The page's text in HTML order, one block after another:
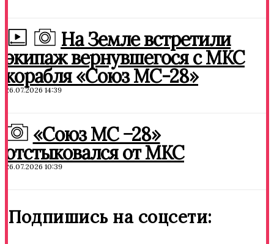
На Земле встретили
экипаж вернувшегося с МКС
корабля «Союз МС-28»
26.07.2026 14:39
«Союз МС −28»
отстыковался от МКС
26.07.2026 10:39
Подпишись на соцсети: